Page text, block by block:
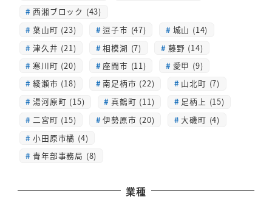
西湘ブロック (43)
葉山町 (23)
逗子市 (47)
城山 (14)
津久井 (21)
相模湖 (7)
藤野 (14)
寒川町 (20)
座間市 (11)
愛甲 (9)
綾瀬市 (18)
南足柄市 (22)
山北町 (7)
湯河原町 (15)
真鶴町 (11)
足柄上 (15)
二宮町 (15)
伊勢原市 (20)
大磯町 (4)
小田原市橘 (4)
青年部事務局 (8)
業種